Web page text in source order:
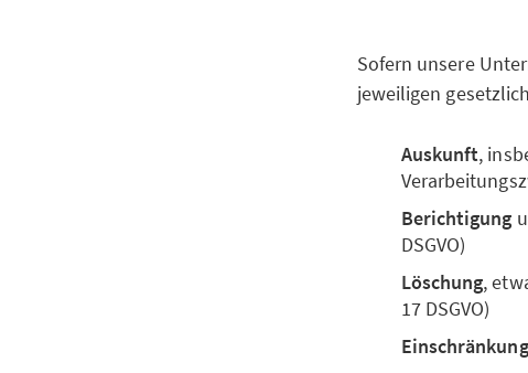
Sofern unsere
jeweiligen
Auskunft,
Berichtigung
DSGVO)
Löschung,
17 DSGVO)
Einschränkung